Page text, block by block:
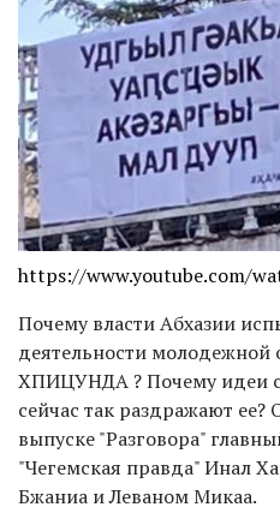
https://www.youtube.com/
Почему власти Абхазии
деятельности молодежной
ХПИЦУНДА ? Почему идеи
сейчас так раздражают
выпуске "Разговора"
"Чегемская правда" Инал
Бжаниа и Леваном Микаа.